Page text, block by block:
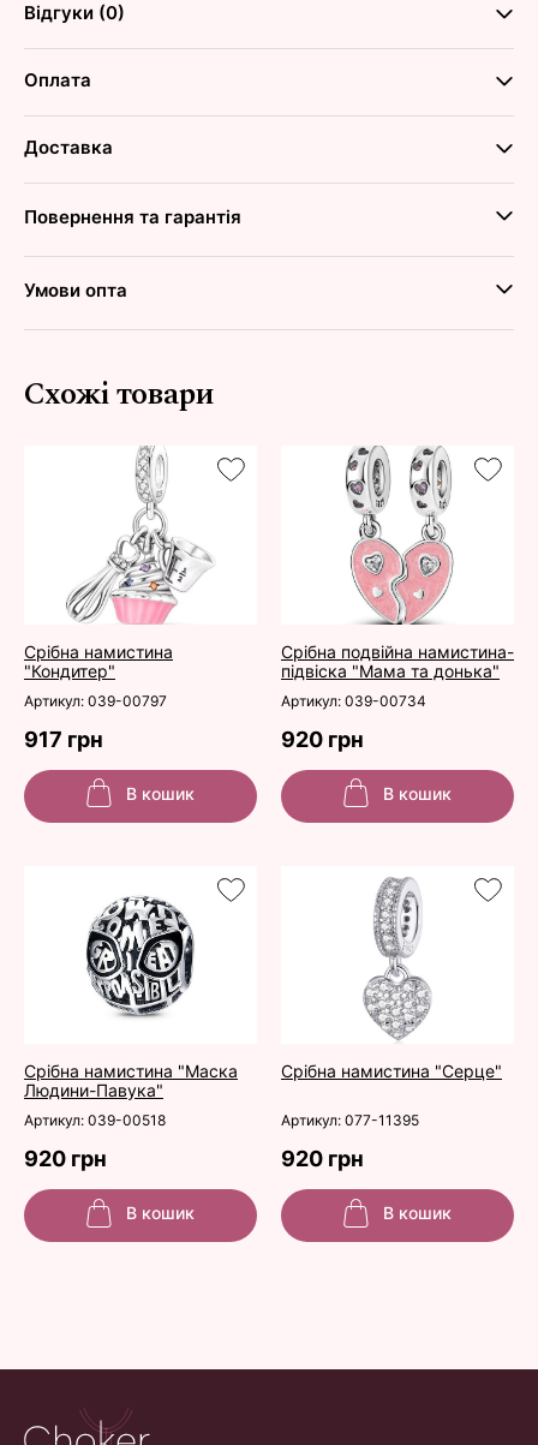
Відгуки (0)
Оплата
Доставка
Повернення та гарантія
Умови опта
Схожі товари
Срібна намистина
"Кондитер"
Срібна подвійна намистина-
підвіска "Мама та донька"
Артикул: 039-00797 Артикул: 039-00734
917 грн 920 грн
В кошик В кошик
Срібна намистина "Маска
Людини-Павука"
Срібна намистина "Серце"
Артикул: 039-00518 Артикул: 077-11395
920 грн 920 грн
В кошик В кошик